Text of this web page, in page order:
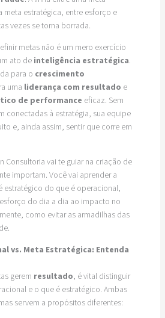
meta estratégica, entre esforço e
vezes se torna borrada.
metas não é um mero exercício
ato de inteligência estratégica.
para o crescimento
uma liderança com resultado e
de performance eficaz. Sem
conectadas à estratégia, sua equipe
e, ainda assim, sentir que corre em
Consultoria vai te guiar na criação de
importam. Você vai aprender a
estratégico do que é operacional,
do dia a dia ao impacto no
como evitar as armadilhas das
vs. Meta Estratégica: Entenda
gerem resultado, é vital distinguir
e o que é estratégico. Ambas
servem a propósitos diferentes: